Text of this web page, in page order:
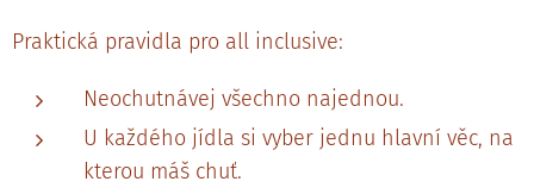
Praktická pravidla pro all inclusive:
Neochutnávej všechno najednou.
U každého jídla si vyber jednu hlavní věc, na
kterou máš chuť.